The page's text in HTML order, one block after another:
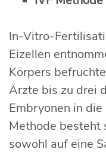
In-Vitro-
Eizellen
Körpers
Ärzte bis zu drei
Embryonen in
Methode besteht
sowohl auf eine